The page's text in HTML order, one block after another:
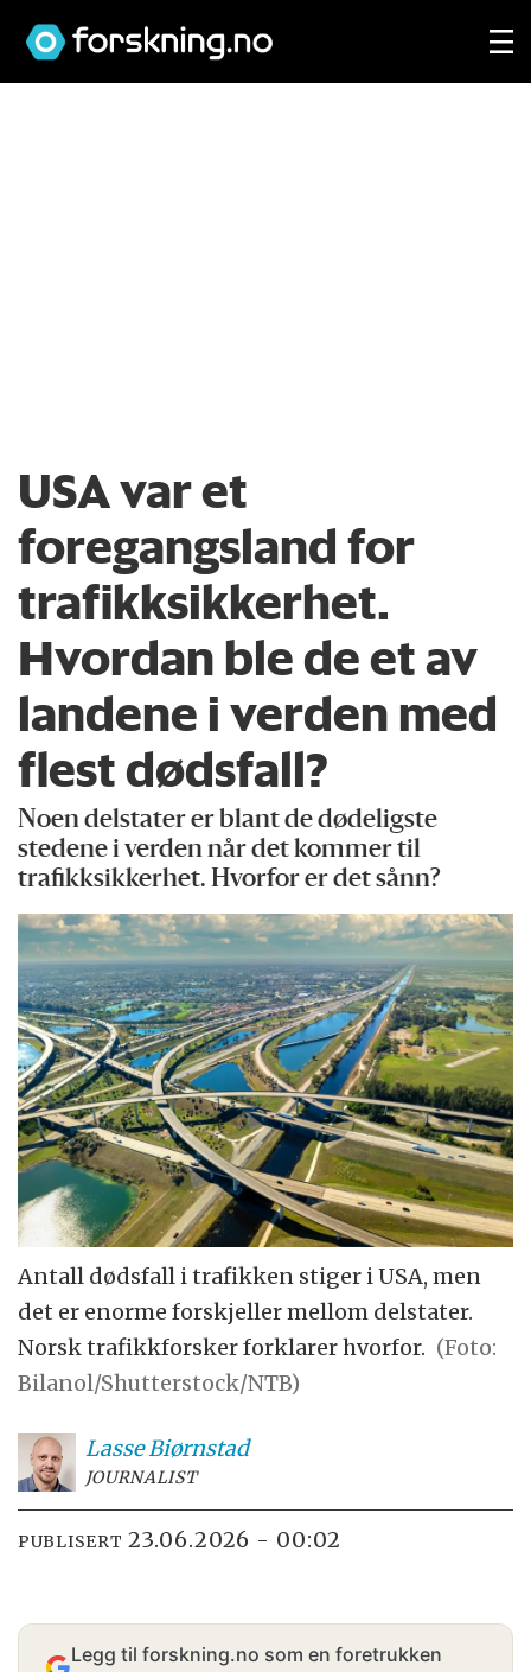
USA var et
foregangsland for
trafikksikkerhet.
Hvordan ble de et av
landene i verden med
flest dødsfall?
Noen delstater er blant de dødeligste
stedene i verden når det kommer til
trafikksikkerhet. Hvorfor er det sånn?
Antall dødsfall i trafikken stiger i USA, men
det er enorme forskjeller mellom delstater.
Norsk trafikkforsker forklarer hvorfor. (Foto:
Bilanol/Shutterstock/NTB)
Lasse Biørnstad
JOURNALIST
PUBLISERT 23.06.2026 - 00:02
Legg til forskning.no som en foretrukken